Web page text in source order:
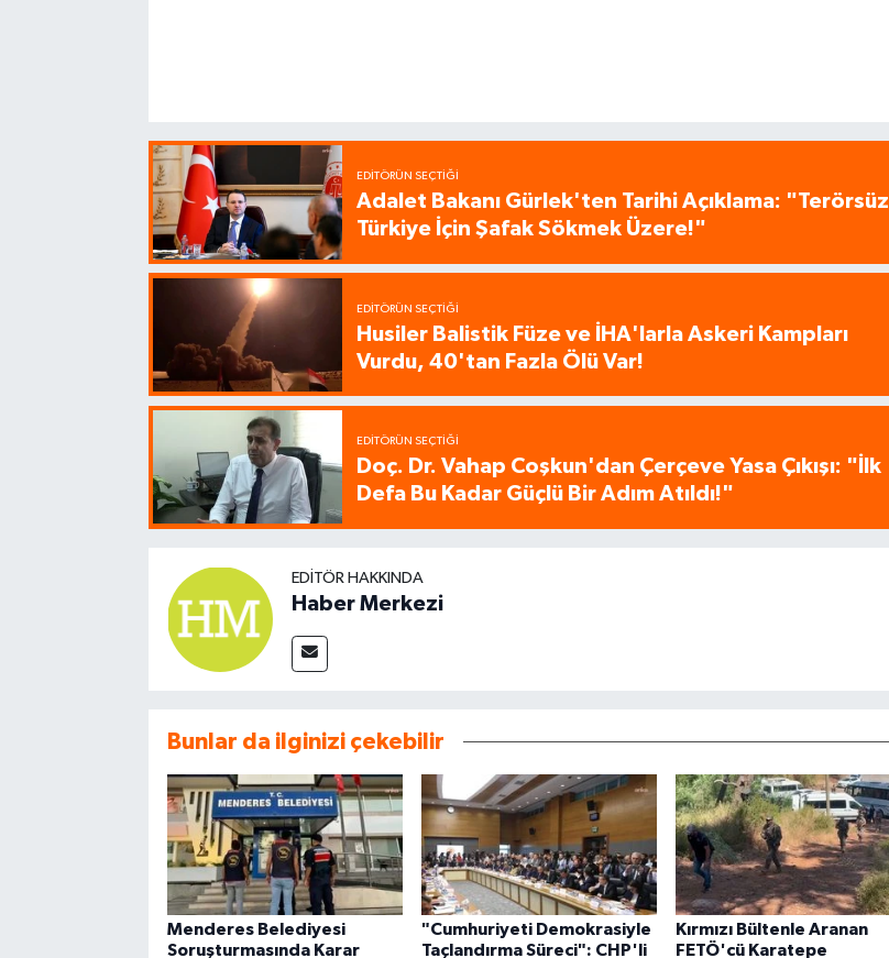
EDITÖRÜN SEÇTIĞI
Adalet Bakanı Gürlek'ten Tarihi Açıklama: "Terörsüz
Türkiye İçin Şafak Sökmek Üzere!"
EDITÖRÜN SEÇTIĞI
Husiler Balistik Füze ve İHA'larla Askeri Kampları
Vurdu, 40'tan Fazla Ölü Var!
EDITÖRÜN SEÇTIĞI
Doç. Dr. Vahap Coşkun'dan Çerçeve Yasa Çıkışı: "İlk
Defa Bu Kadar Güçlü Bir Adım Atıldı!"
EDITÖR HAKKINDA
Haber Merkezi
Bunlar da ilginizi çekebilir
Menderes Belediyesi
Soruşturmasında Karar
"Cumhuriyeti Demokrasiyle
Taçlandırma Süreci": CHP'li
Kırmızı Bültenle Aranan
FETÖ'cü Karatepe